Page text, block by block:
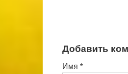
Добавить
Имя *